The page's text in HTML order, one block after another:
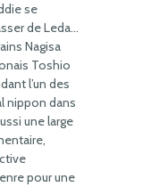
se
de Leda…
Nagisa
Toshio
l’un des
nippon dans
une large
pour une